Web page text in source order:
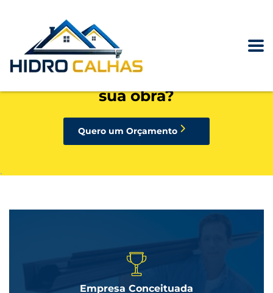
precisando de calhas, rufos,
pingadeiras ou condutores para
sua obra?
Quero um Orçamento
.
Empresa Conceituada